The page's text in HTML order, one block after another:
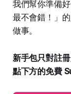
我們幫你準備
最不會錯！」
做事。
新手包只對註
點下方的免費